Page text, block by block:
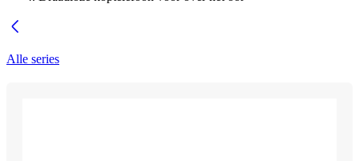
Alle series